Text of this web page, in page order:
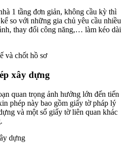
1 tầng đơn giản, không cầu kỳ thì
so với những gia chủ yêu cầu nhiều
thay đổi công năng,… làm kéo dài
xây dựng
quan trọng ảnh hưởng lớn đến tiến
phép này bao gồm giấy tờ pháp lý
và một số giấy tờ liên quan khác